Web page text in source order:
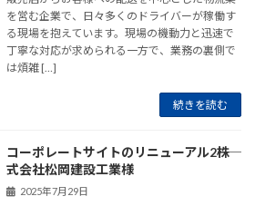
を営む企業で、日々多くのドライバーが稼働す
る現場を抱えています。現場の機動力と迅速で
丁寧な対応が求められる一方で、業務の裏側で
は煩雑 […]
続きを読む
コーポレートサイトのリニューアル2――株
式会社松岡建設工業様
2025年7月29日